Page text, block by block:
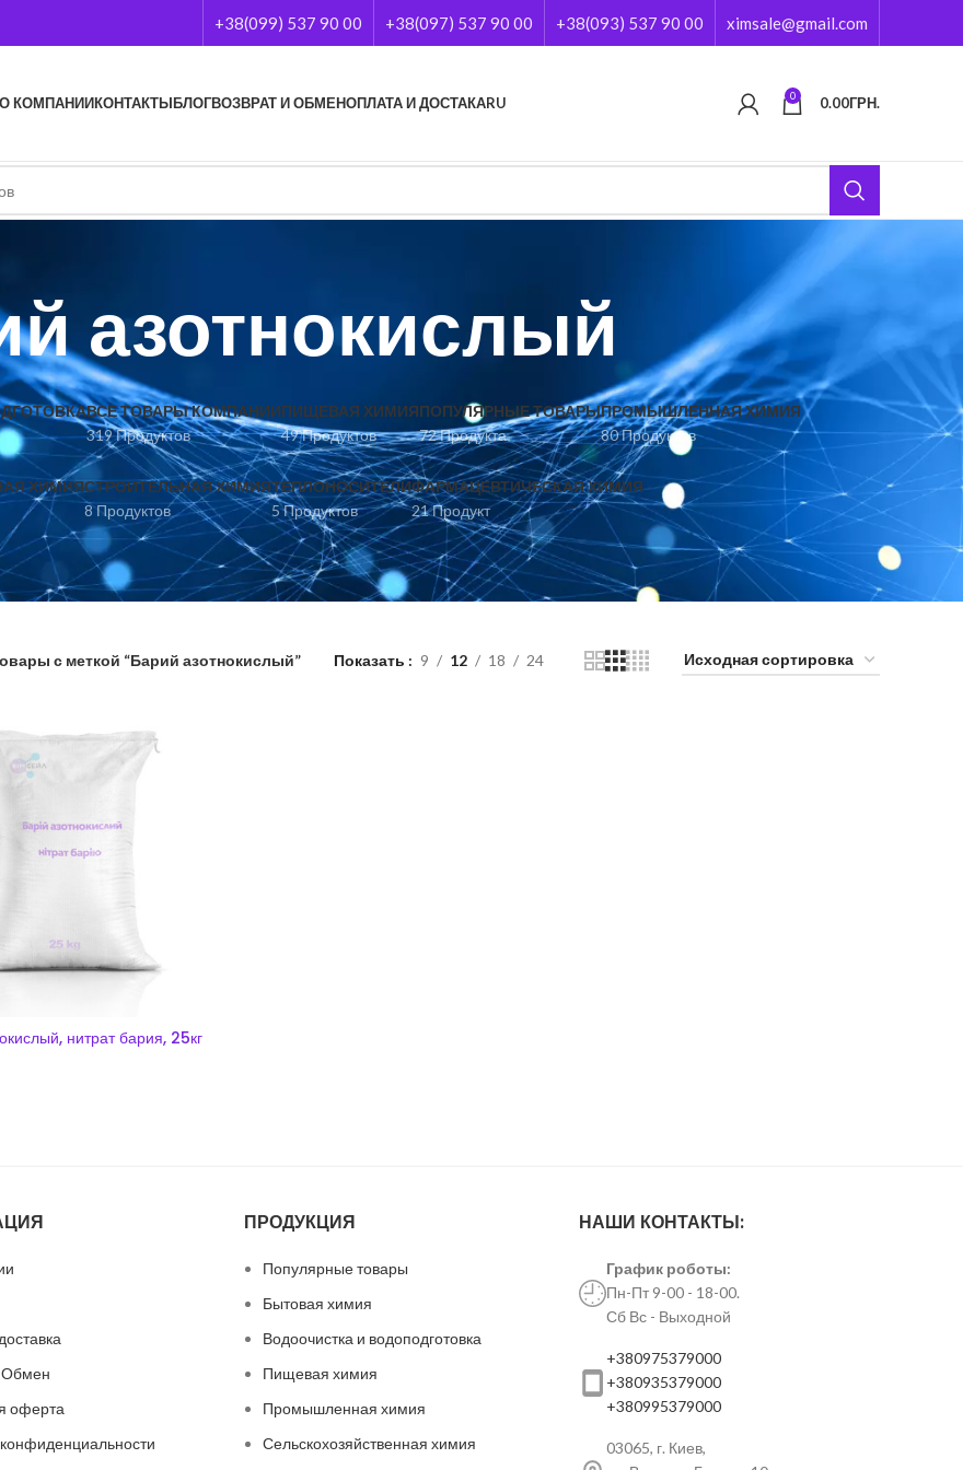
+38(099) 537 90 00 +38(097) 537 90 00 +38(093) 537 90 00 ximsale@gmail.com
О КОМПАНИИКОНТАКТЫБЛОГВОЗВРАТ И ОБМЕНОПЛАТА И ДОСТАКАRU 0 0.00ГРН.
азотнокислый
ВСЕ ТОВАРЫ КОМПАНИИ
319 Продуктов
ПИЩЕВАЯ ХИМИЯ
49 Продуктов
ПОПУЛЯРНЫЕ ТОВАРЫ
72 Продукта
ПРОМЫШЛЕННАЯ ХИМИЯ
80 Продуктов
ХИМИЯСТРОИТЕЛЬНАЯ ХИМИЯ
8 Продуктов
ТЕПЛОНОСИТЕЛИ
5 Продуктов
ФАРМАЦЕВТИЧЕСКАЯ ХИМИЯ
21 Продукт
с меткой “Барий азотнокислый” Показать 9 12 18 24
нитрат бария, 25кг
Обмен
оферта
ПРОДУКЦИЯ
Популярные товары
Бытовая химия
Водоочистка и водоподготовка
Пищевая химия
Промышленная химия
Сельскохозяйственная химия
НАШИ КОНТАКТЫ:
График роботы:
Пн-Пт 9-00 - 18-00.
Сб Вс - Выходной
+380975379000
+380935379000
+380995379000
03065, г. Киев,